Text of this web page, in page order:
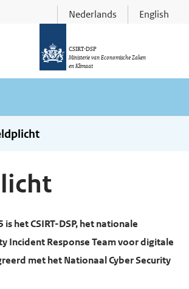
Nederlands English
CSIRT-DSP
Ministerie van Economische Zaken
en Klimaat
is het CSIRT-DSP, het nationale
Incident Response Team voor digitale
met het Nationaal Cyber Security